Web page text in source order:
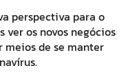
perspectiva para o
ver os novos negócios
meios de se manter